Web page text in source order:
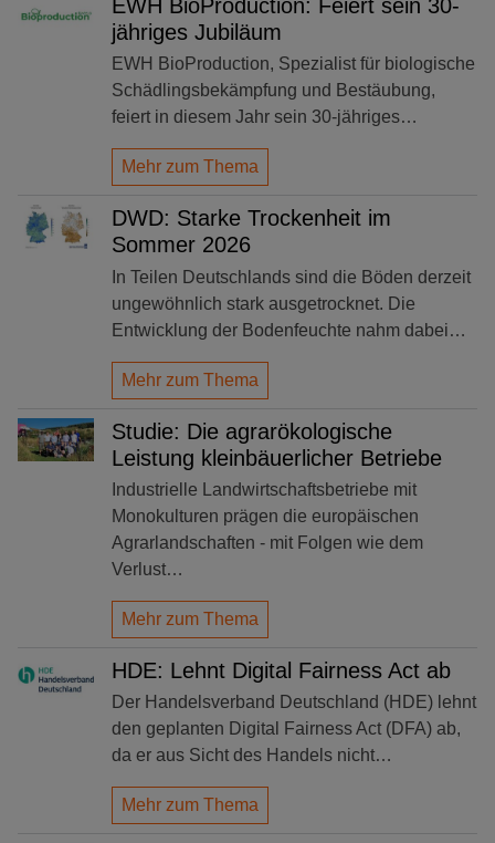
EWH BioProduction: Feiert sein 30-
jähriges Jubiläum
EWH BioProduction, Spezialist für biologische
Schädlingsbekämpfung und Bestäubung,
feiert in diesem Jahr sein 30-jähriges…
Mehr zum Thema
DWD: Starke Trockenheit im
Sommer 2026
In Teilen Deutschlands sind die Böden derzeit
ungewöhnlich stark ausgetrocknet. Die
Entwicklung der Bodenfeuchte nahm dabei…
Mehr zum Thema
Studie: Die agrarökologische
Leistung kleinbäuerlicher Betriebe
Industrielle Landwirtschaftsbetriebe mit
Monokulturen prägen die europäischen
Agrarlandschaften - mit Folgen wie dem
Verlust…
Mehr zum Thema
HDE: Lehnt Digital Fairness Act ab
Der Handelsverband Deutschland (HDE) lehnt
den geplanten Digital Fairness Act (DFA) ab,
da er aus Sicht des Handels nicht…
Mehr zum Thema